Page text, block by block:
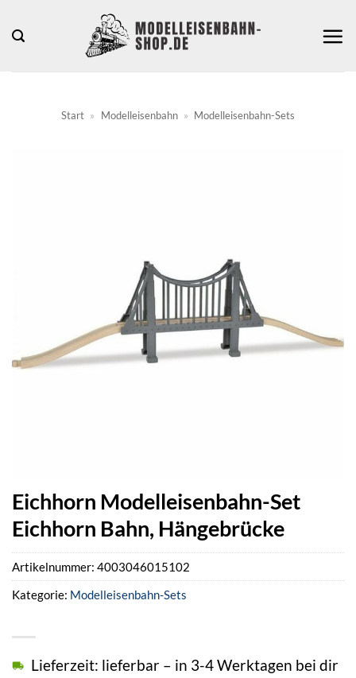
Inhalt
Start » Modelleisenbahn » Modelleisenbahn-Sets
Eichhorn Modelleisenbahn-Set
Eichhorn Bahn, Hängebrücke
Lieferzeit: lieferbar – in 3-4 Werktagen bei dir
Artikelnummer: 4003046015102
Kategorie: Modelleisenbahn-Sets